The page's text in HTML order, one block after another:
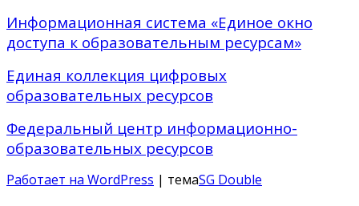
Информационная система «Единое окно
доступа к образовательным ресурсам»
Единая коллекция цифровых
образовательных ресурсов
Федеральный центр информационно-
образовательных ресурсов
Работает на WordPress | темаSG Double